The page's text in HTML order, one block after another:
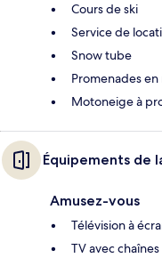
Cours de ski
Service de
Snow tube
Promenades
Motoneige à
Équipements de
Amusez-vous
Télévision à
TV avec